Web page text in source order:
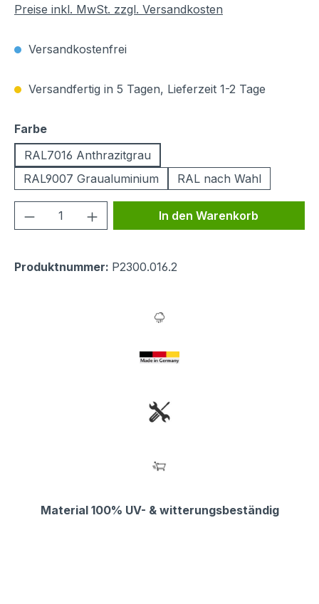
Preise inkl. MwSt. zzgl. Versandkosten
Versandkostenfrei
Versandfertig in 5 Tagen, Lieferzeit 1-2 Tage
Farbeauswählen
RAL7016 Anthrazitgrau
RAL9007 Graualuminium
RAL nach Wahl
Produkt Anzahl: Gib denIn den Warenkorb
Produktnummer: P2300.016.2
Material 100% UV- & witterungsbeständig